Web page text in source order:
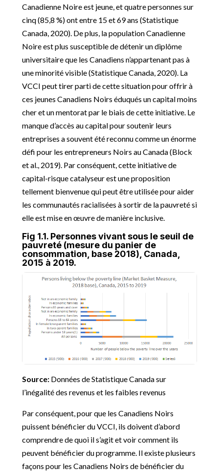
Canadienne Noire est jeune, et quatre personnes sur
cinq (85,8 %) ont entre 15 et 69 ans (Statistique
Canada, 2020). De plus, la population Canadienne
Noire est plus susceptible de détenir un diplôme
universitaire que les Canadiens n’appartenant pas à
une minorité visible (Statistique Canada, 2020). La
VCCI peut tirer parti de cette situation pour offrir à
ces jeunes Canadiens Noirs éduqués un capital moins
cher et un mentorat par le biais de cette initiative. Le
manque d’accès au capital pour soutenir leurs
entreprises a souvent été reconnu comme un énorme
défi pour les entrepreneurs Noirs au Canada (Block
et al., 2019). Par conséquent, cette initiative de
capital-risque catalyseur est une proposition
tellement bienvenue qui peut être utilisée pour aider
les communautés racialisées à sortir de la pauvreté si
elle est mise en œuvre de manière inclusive.
Fig 1.1. Personnes vivant sous le seuil de
pauvreté (mesure du panier de
consommation, base 2018), Canada,
2015 à 2019.
Source:Données de Statistique Canada sur
l’inégalité des revenus et les faibles revenus
Par conséquent, pour que les Canadiens Noirs
puissent bénéficier du VCCI, ils doivent d’abord
comprendre de quoi il s’agit et voir comment ils
peuvent bénéficier du programme. Il existe plusieurs
façons pour les Canadiens Noirs de bénéficier du